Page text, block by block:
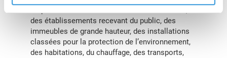
des établissements recevant du public, des
immeubles de grande hauteur, des installations
classées pour la protection de l’environnement,
des habitations, du chauffage, des transports,